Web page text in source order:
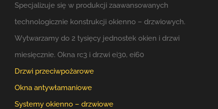
Specjalizuje się w produkcji zaawansowanych
technologicznie konstrukcji okienno – drzwiowych.
Wytwarzamy do 2 tysięcy jednostek okien i drzwi
miesięcznie. Okna rc3 i drzwi ei30, ei60
Drzwi przeciwpożarowe
Okna antywłamaniowe
Systemy okienno – drzwiowe